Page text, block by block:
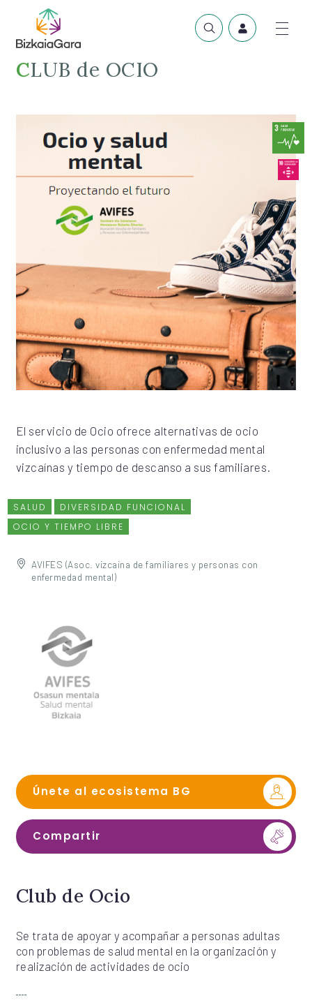
CLUB de OCIO
El servicio de Ocio ofrece alternativas de ocio
inclusivo a las personas con enfermedad mental
vizcaínas y tiempo de descanso a sus familiares.
SALUD
DIVERSIDAD FUNCIONAL
OCIO Y TIEMPO LIBRE
AVIFES (Asoc. vizcaina de familiares y personas con
enfermedad mental)
Únete al ecosistema BG
Compartir
Club de Ocio
Se trata de apoyar y acompañar a personas adultas
con problemas de salud mental en la organización y
realización de actividades de ocio